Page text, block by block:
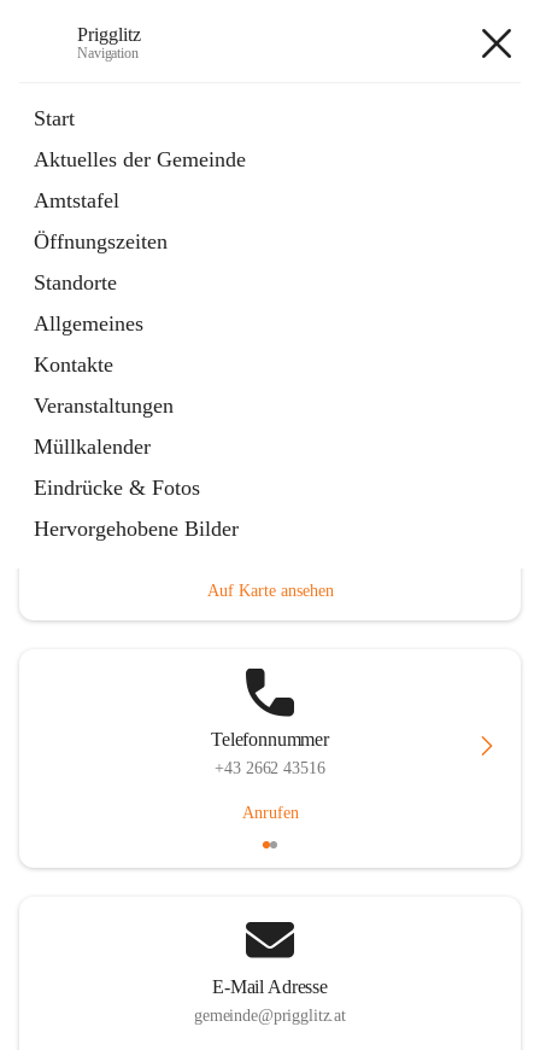
Prigglitz
Navigation
Start
Aktuelles der Gemeinde
Amtstafel
Öffnungszeiten
Standorte
Allgemeines
Kontakte
Veranstaltungen
Müllkalender
Eindrücke & Fotos
Hervorgehobene Bilder
Externe Webseite
in
Tab
Gemeindezeitung
Ordner
öffnet
in
neuem
Tab
Hauptadresse
Auf Karte ansehen
Telefonnummer
+43 2662 43516
Anrufen
E-Mail Adresse
gemeinde@prigglitz.at